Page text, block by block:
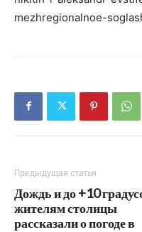
mezhregionalnoe-
Предыдущая статья
Дождь и до +10
жителям столицы
рассказали о погоде в